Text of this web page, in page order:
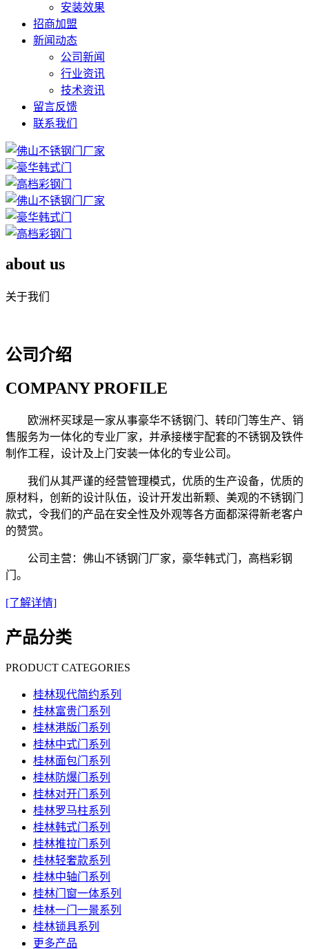
安装效果
招商加盟
新闻动态
公司新闻
行业资讯
技术资讯
留言反馈
联系我们
about us
关于我们
公司介绍
COMPANY PROFILE
欧洲杯买球是一家从事豪华不锈钢门、转印门等生产、销
售服务为一体化的专业厂家，并承接楼宇配套的不锈钢及铁件
制作工程，设计及上门安装一体化的专业公司。
我们从其严谨的经营管理模式，优质的生产设备，优质的
原材料，创新的设计队伍，设计开发出新颗、美观的不锈钢门
款式，令我们的产品在安全性及外观等各方面都深得新老客户
的赞赏。
公司主营：佛山不锈钢门厂家，豪华韩式门，高档彩钢
门。
[了解详情]
产品分类
PRODUCT CATEGORIES
桂林现代简约系列
桂林富贵门系列
桂林港版门系列
桂林中式门系列
桂林面包门系列
桂林防爆门系列
桂林对开门系列
桂林罗马柱系列
桂林韩式门系列
桂林推拉门系列
桂林轻奢款系列
桂林中轴门系列
桂林门窗一体系列
桂林一门一景系列
桂林锁具系列
更多产品